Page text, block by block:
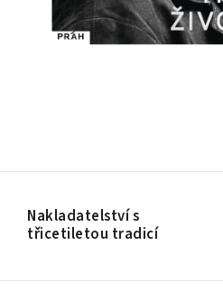
Nakladatelství s
třicetiletou tradicí